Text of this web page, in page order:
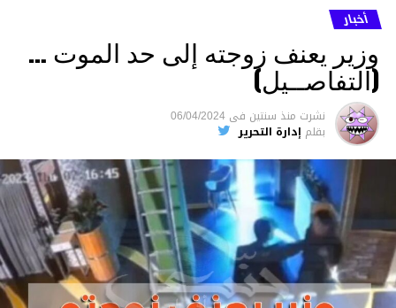
أخبار
وزير يعنف زوجته إلى حد الموت …
(التفاصــيل)
نشرت منذ سنتين فى 06/04/2024
بقلم إدارة التحرير